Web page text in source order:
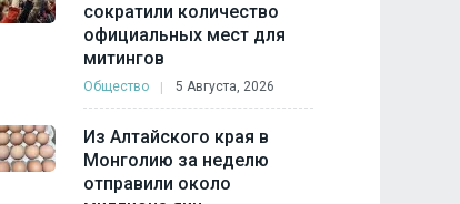
сократили количество
официальных мест для
митингов
Общество 5 Августа, 2026
Из Алтайского края в
Монголию за неделю
отправили около